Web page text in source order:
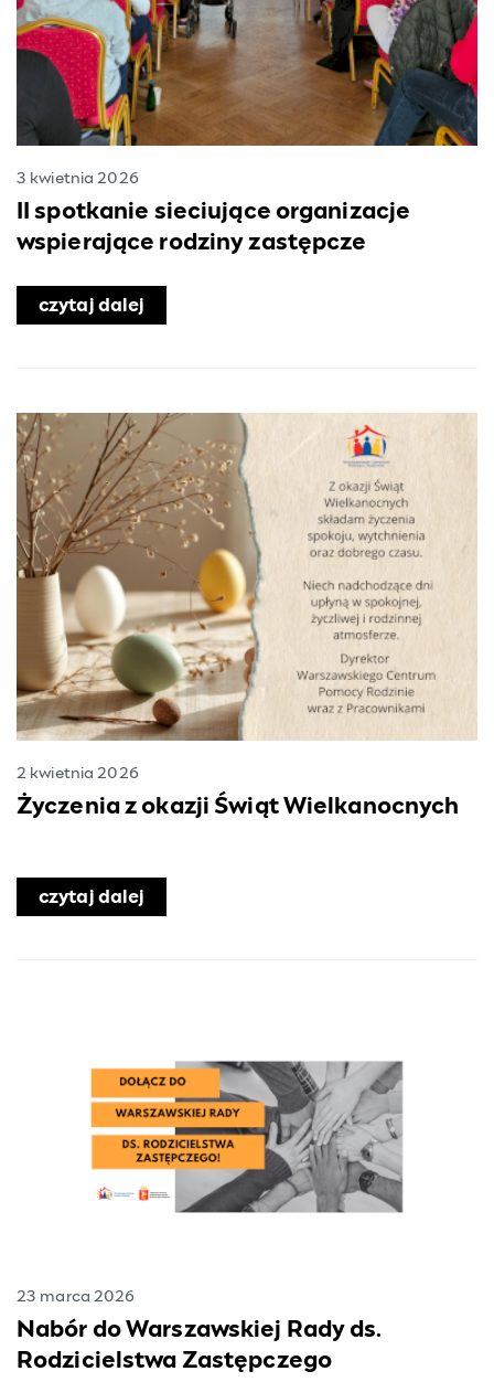
3 kwietnia 2026
II spotkanie sieciujące organizacje
wspierające rodziny zastępcze
czytaj dalej
2 kwietnia 2026
Życzenia z okazji Świąt Wielkanocnych
czytaj dalej
23 marca 2026
Nabór do Warszawskiej Rady ds.
Rodzicielstwa Zastępczego